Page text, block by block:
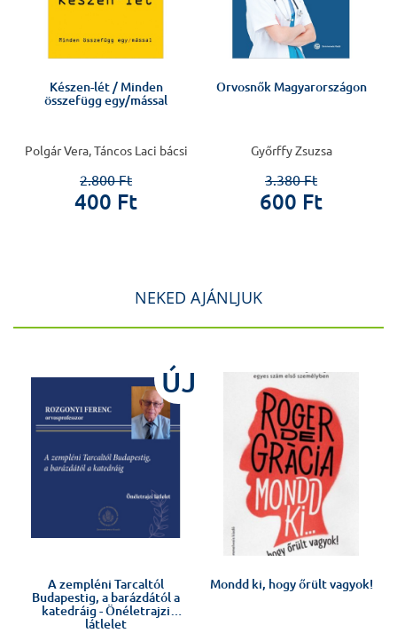
Készen-lét / Minden
összefügg egy/mással
Polgár Vera, Táncos Laci bácsi
2.800 Ft
400 Ft
Orvosnők Magyarországon
Győrffy Zsuzsa
3.380 Ft
600 Ft
NEKED AJÁNLJUK
ÚJ
A zempléni Tarcaltól
Budapestig, a barázdától a
katedráig - Önéletrajzi
látlelet
Mondd ki, hogy őrült vagyok!